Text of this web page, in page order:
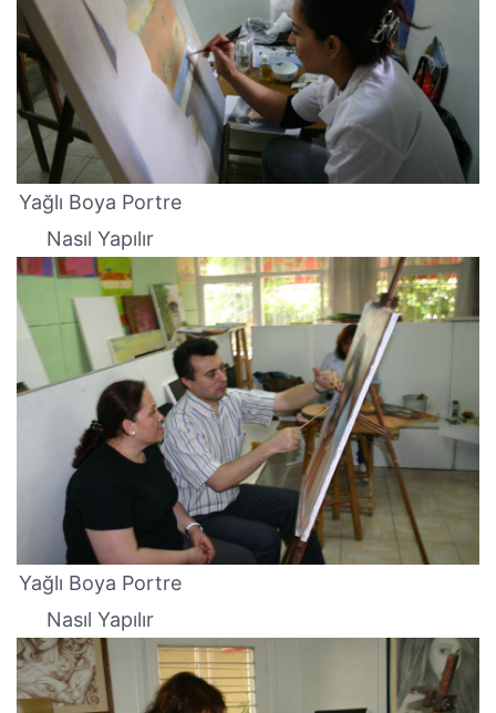
Yağlı Boya Portre
Nasıl Yapılır
Yağlı Boya Portre
Nasıl Yapılır